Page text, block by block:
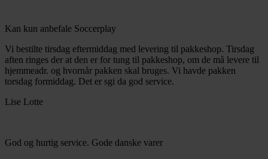
Kan kun anbefale Soccerplay
Vi bestilte tirsdag eftermiddag med levering til pakkeshop. Tirsdag
aften ringes der at den er for tung til pakkeshop, om de må levere til
hjemmeadr. og hvornår pakken skal bruges. Vi havde pakken
torsdag formiddag. Det er sgi da god service.
Lise Lotte
God og hurtig service. Gode danske varer